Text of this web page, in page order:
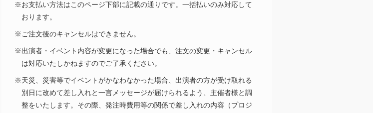
※お支払い方法はこのページ下部に記載の通りです。一括払いのみ対応して
おります。
※ご注文後のキャンセルはできません。
※出演者・イベント内容が変更になった場合でも、注文の変更・キャンセル
は対応いたしかねますのでご了承ください。
※天災、災害等でイベントがかなわなかった場合、出演者の方が受け取れる
別日に改めて差し入れと一言メッセージが届けられるよう、主催者様と調
整をいたします。その際、発注時費用等の関係で差し入れの内容（プロジ